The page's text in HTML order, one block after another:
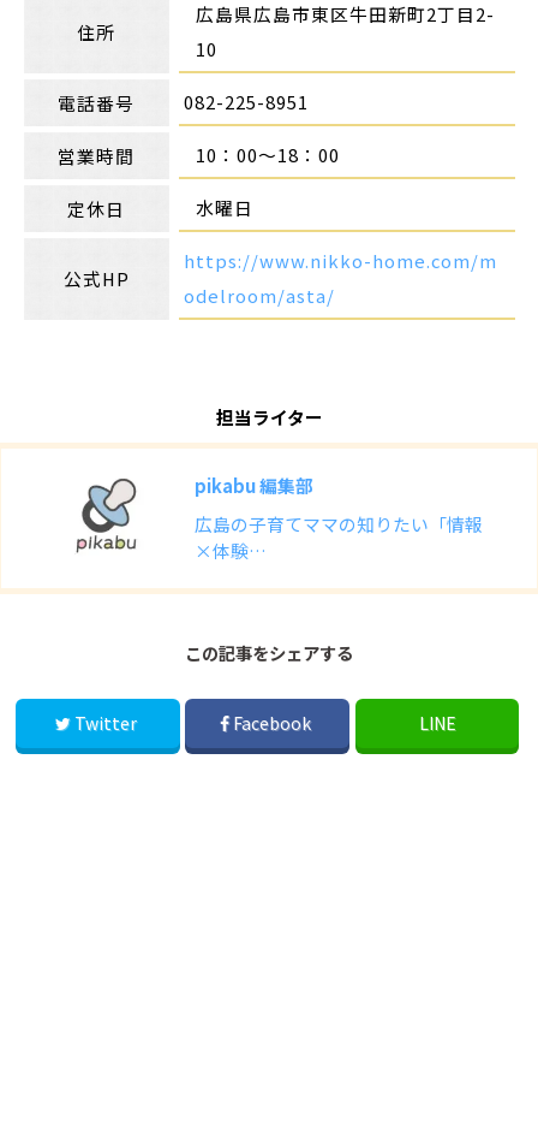
住所
広島県広島市東区牛田新町2丁目2-
10
電話番号 082-225-8951
営業時間 10：00～18：00
定休日 水曜日
公式HP
https://www.nikko-home.com/m
odelroom/asta/
担当ライター
pikabu 編集部
広島の子育てママの知りたい「情報
×体験…
この記事をシェアする
Twitter Facebook LINE